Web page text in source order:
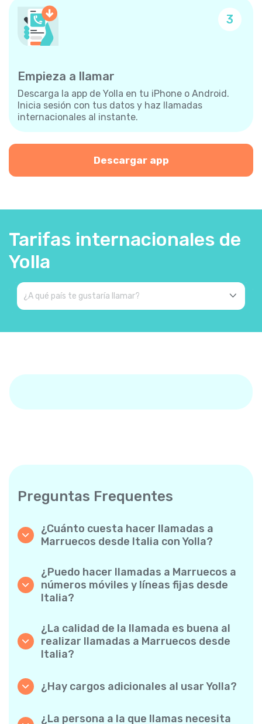
3
Empieza a llamar
Descarga la app de Yolla en tu iPhone o Android.
Inicia sesión con tus datos y haz llamadas
internacionales al instante.
Descargar app
Tarifas internacionales de
Yolla
Preguntas Frequentes
¿Cuánto cuesta hacer llamadas a
Marruecos desde Italia con Yolla?
para llamadas a Marruecos. Simplemente
consulta las tarifas más recientes en la app:
sin cargos ocultos, sin sorpresas.
¿Puedo hacer llamadas a Marruecos a
números móviles y líneas fijas desde
Italia?
móviles como a líneas fijas a Marruecos con
facilidad.
¿La calidad de la llamada es buena al
realizar llamadas a Marruecos desde
Italia?
conversaciones suenan como si fuesen
¿Hay cargos adicionales al usar Yolla?
minuto transparentes y cero cargos ocultos:
¿La persona a la que llamas necesita